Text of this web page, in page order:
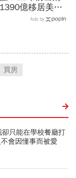
億移居美
3年突發文：中國
Ads by
買房
只能在學校餐廳打
會因懂事而被愛